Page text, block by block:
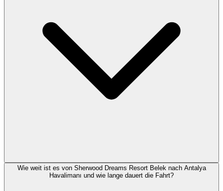
Wie weit ist es von Sherwood Dreams Resort Belek nach Antalya
Havalimanı und wie lange dauert die Fahrt?